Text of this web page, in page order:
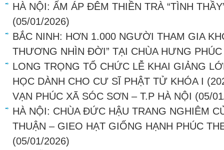
HÀ NỘI: ẤM ÁP ĐÊM THIỀN TRÀ “TÌNH
(05/01/2026)
BẮC NINH: HƠN 1.000 NGƯỜI THAM GIA
THƯƠNG NHÌN ĐỜI” TẠI CHÙA HƯNG PHÚC
LONG TRỌNG TỔ CHỨC LỄ KHAI GIẢNG
HỌC DÀNH CHO CƯ SĨ PHẬT TỬ KHÓA I
VẠN PHÚC XÃ SÓC SƠN – T.P HÀ NỘI (05/
HÀ NỘI: CHÙA ĐỨC HẬU TRANG NGHIÊM
THUẬN – GIEO HẠT GIỐNG HẠNH PHÚC
(05/01/2026)